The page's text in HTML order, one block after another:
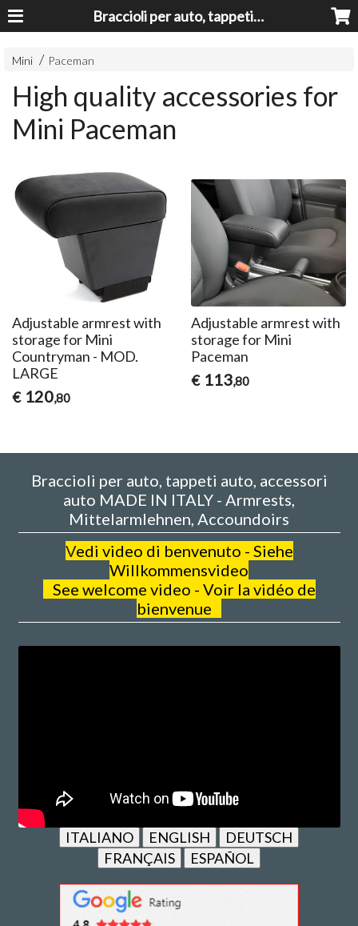
Braccioli per auto, tappeti auto, accessori auto MADE IN ITALY - Armrests, Mittelarmlehnen, Accoundoirs
Mini Paceman
High quality accessories for
Mini Paceman
Adjustable armrest with
storage for Mini
Countryman - MOD.
LARGE
€ 120,80
Adjustable armrest with
storage for Mini
Paceman
€ 113,80
Braccioli per auto, tappeti auto, accessori
auto MADE IN ITALY - Armrests,
Mittelarmlehnen, Accoundoirs
Vedi video di benvenuto - Siehe
Willkommensvideo
See welcome video - Voir la vidéo de
bienvenue
ITALIANO ENGLISH
DEUTSCH
FRANÇAIS
ESPAÑOL